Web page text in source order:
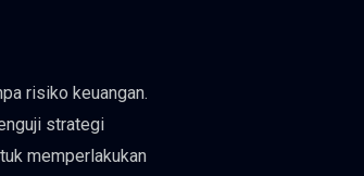
risiko keuangan.
strategi
memperlakukan